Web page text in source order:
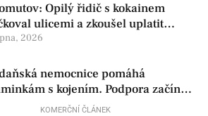
Opilý řidič s kokainem
ulicemi a zkoušel uplatit
2026
nemocnice pomáhá
s kojením. Podpora začíná
před porodemKOMERČNÍ ČLÁNEK